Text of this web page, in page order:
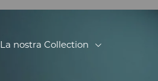
La nostra Collection